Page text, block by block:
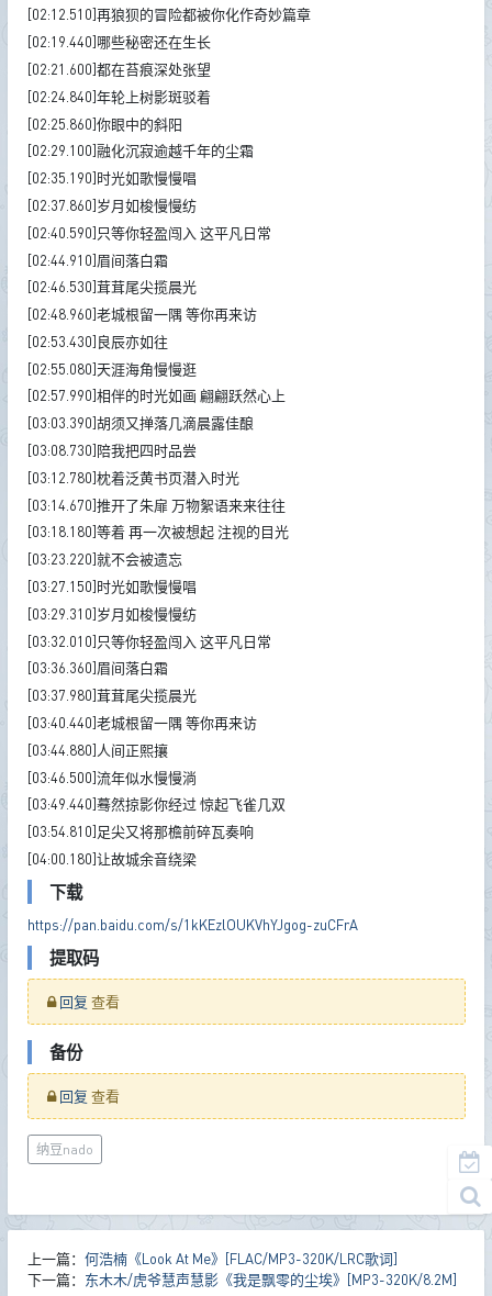
[02:12.510]再狼狈的冒险都被你化作奇妙篇章
[02:19.440]哪些秘密还在生长
[02:21.600]都在苔痕深处张望
[02:24.840]年轮上树影斑驳着
[02:25.860]你眼中的斜阳
[02:29.100]融化沉寂逾越千年的尘霜
[02:35.190]时光如歌慢慢唱
[02:37.860]岁月如梭慢慢纺
[02:40.590]只等你轻盈闯入 这平凡日常
[02:44.910]眉间落白霜
[02:46.530]茸茸尾尖揽晨光
[02:48.960]老城根留一隅 等你再来访
[02:53.430]良辰亦如往
[02:55.080]天涯海角慢慢逛
[02:57.990]相伴的时光如画 翩翩跃然心上
[03:03.390]胡须又掸落几滴晨露佳酿
[03:08.730]陪我把四时品尝
[03:12.780]枕着泛黄书页潜入时光
[03:14.670]推开了朱扉 万物絮语来来往往
[03:18.180]等着 再一次被想起 注视的目光
[03:23.220]就不会被遗忘
[03:27.150]时光如歌慢慢唱
[03:29.310]岁月如梭慢慢纺
[03:32.010]只等你轻盈闯入 这平凡日常
[03:36.360]眉间落白霜
[03:37.980]茸茸尾尖揽晨光
[03:40.440]老城根留一隅 等你再来访
[03:44.880]人间正熙攘
[03:46.500]流年似水慢慢淌
[03:49.440]蓦然掠影你经过 惊起飞雀几双
[03:54.810]足尖又将那檐前碎瓦奏响
[04:00.180]让故城余音绕梁
下载
https://pan.baidu.com/s/1kKEzlOUKVhYJgog-zuCFrA
提取码
回复 查看
备份
回复 查看
纳豆nado
上一篇： 何浩楠《Look At Me》[FLAC/MP3-320K/LRC歌词]
下一篇： 东木木/虎爷慧声慧影《我是飘零的尘埃》[MP3-320K/8.2M]